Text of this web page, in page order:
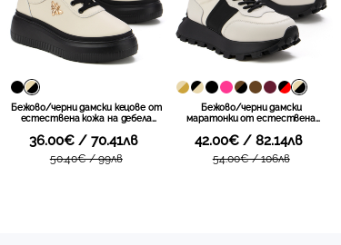
Бежово/черни дамски кецове от
естествена кожа на дебела
изработка и подчертани
детайли за по-луксозна визия
XF120C beige
36.00€ / 70.41лв
50.40€ / 99лв
Бежово/черни дамски
маратонки от естествена
висококачествена изработка и
стилен декоративен завършек
XF112 beige/black
42.00€ / 82.14лв
54.00€ / 106лв